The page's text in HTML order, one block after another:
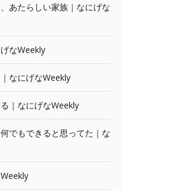
あたらしい家族｜なにげな
なWeekly
なにげなWeekly
｜なにげなWeekly
でもできると思ってた｜な